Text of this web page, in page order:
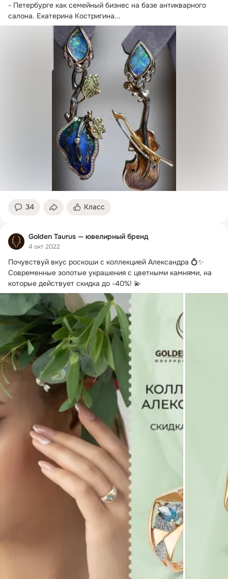
- Петербурге как семейный бизнес на базе антикварного
салона. Екатерина Костригина...
34 Класс
Golden Taurus — ювелирный бренд
4 окт 2022
Почувствуй вкус роскоши с коллекцией Александра 💍✨
Современные золотые украшения с цветными камнями, на
которые действует скидка до -40%! 💫